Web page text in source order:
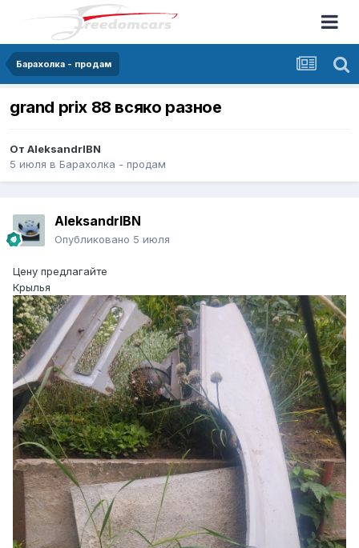
Барахолка - продам
grand prix 88 всяко разное
От AleksandrIBN
5 июля в Барахолка - продам
AleksandrIBN
Опубликовано 5 июля
Цену предлагайте
Крылья